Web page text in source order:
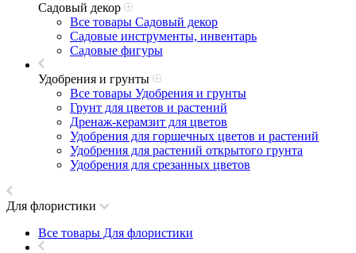
Садовый декор
Все товары Садовый декор
Садовые инструменты, инвентарь
Садовые фигуры
Удобрения и грунты
Все товары Удобрения и грунты
Грунт для цветов и растений
Дренаж-керамзит для цветов
Удобрения для горшечных цветов и растений
Удобрения для растений открытого грунта
Удобрения для срезанных цветов
Для флористики
Все товары Для флористики